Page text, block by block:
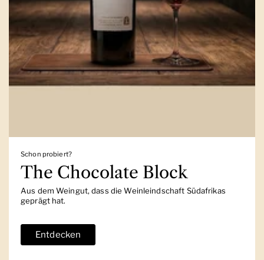
Schon probiert?
The Chocolate Block
Aus dem Weingut, dass die Weinleindschaft Südafrikas
geprägt hat.
Entdecken